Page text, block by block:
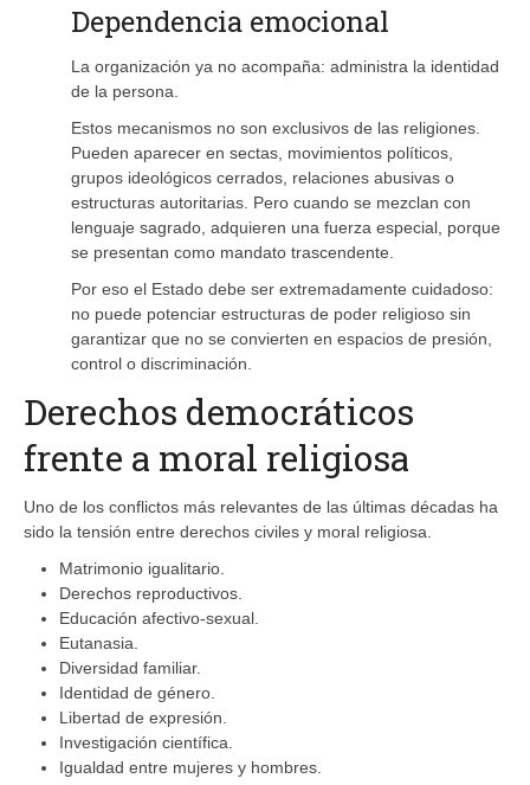
Dependencia emocional
La organización ya no acompaña: administra la identidad
de la persona.
Estos mecanismos no son exclusivos de las religiones.
Pueden aparecer en sectas, movimientos políticos,
grupos ideológicos cerrados, relaciones abusivas o
estructuras autoritarias. Pero cuando se mezclan con
lenguaje sagrado, adquieren una fuerza especial, porque
se presentan como mandato trascendente.
Por eso el Estado debe ser extremadamente cuidadoso:
no puede potenciar estructuras de poder religioso sin
garantizar que no se convierten en espacios de presión,
control o discriminación.
Derechos democráticos
frente a moral religiosa
Uno de los conflictos más relevantes de las últimas décadas ha
sido la tensión entre derechos civiles y moral religiosa.
Matrimonio igualitario.
Derechos reproductivos.
Educación afectivo-sexual.
Eutanasia.
Diversidad familiar.
Identidad de género.
Libertad de expresión.
Investigación científica.
Igualdad entre mujeres y hombres.